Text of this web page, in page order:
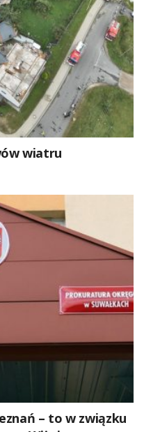
wiatru
– to w związku